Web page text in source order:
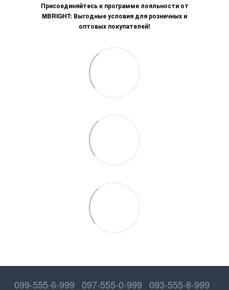
Присоединяйтесь к программе лояльности от
MBRIGHT: Выгодные условия для розничных и
оптовых покупателей!
099-555-6-999 097-555-0-999 093-555-8-999